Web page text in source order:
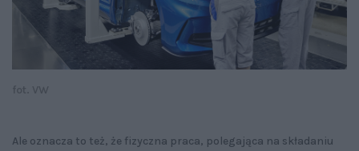
Ale oznacza to też, że fizyczna praca, polegająca na składaniu